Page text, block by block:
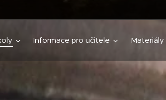
Informace pro učitele Materiály